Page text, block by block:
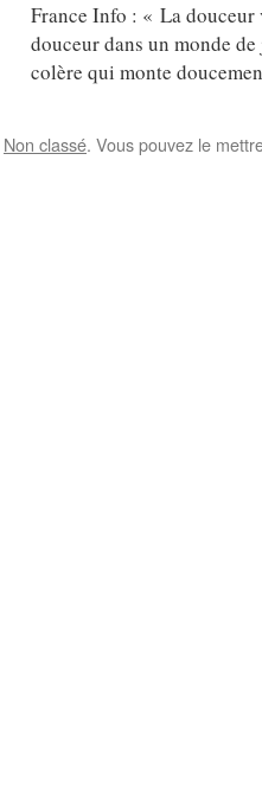
France Info : « La
douceur dans un monde
colère qui monte
Non classé. Vous pouvez le